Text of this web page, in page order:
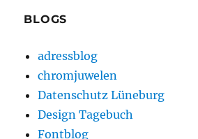
BLOGS
adressblog
chromjuwelen
Datenschutz Lüneburg
Design Tagebuch
Fontblog